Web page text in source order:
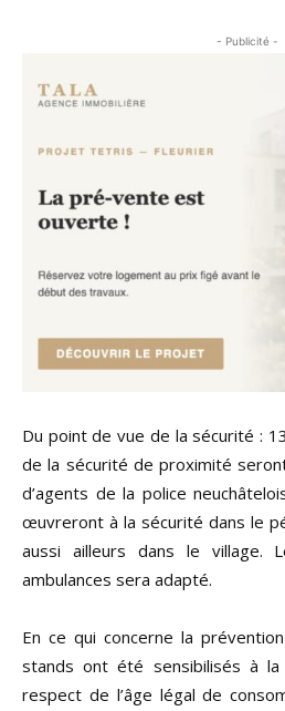
- Publicité -
Du point de vue de la sécurité :
de la sécurité de proximité
d’agents de la police
œuvreront à la sécurité dans le
aussi ailleurs dans le village.
ambulances sera adapté.
En ce qui concerne la
stands ont été sensibilisés à
respect de l’âge légal de